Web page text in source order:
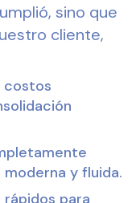
sino que
cliente,
costos
y fluida.
para